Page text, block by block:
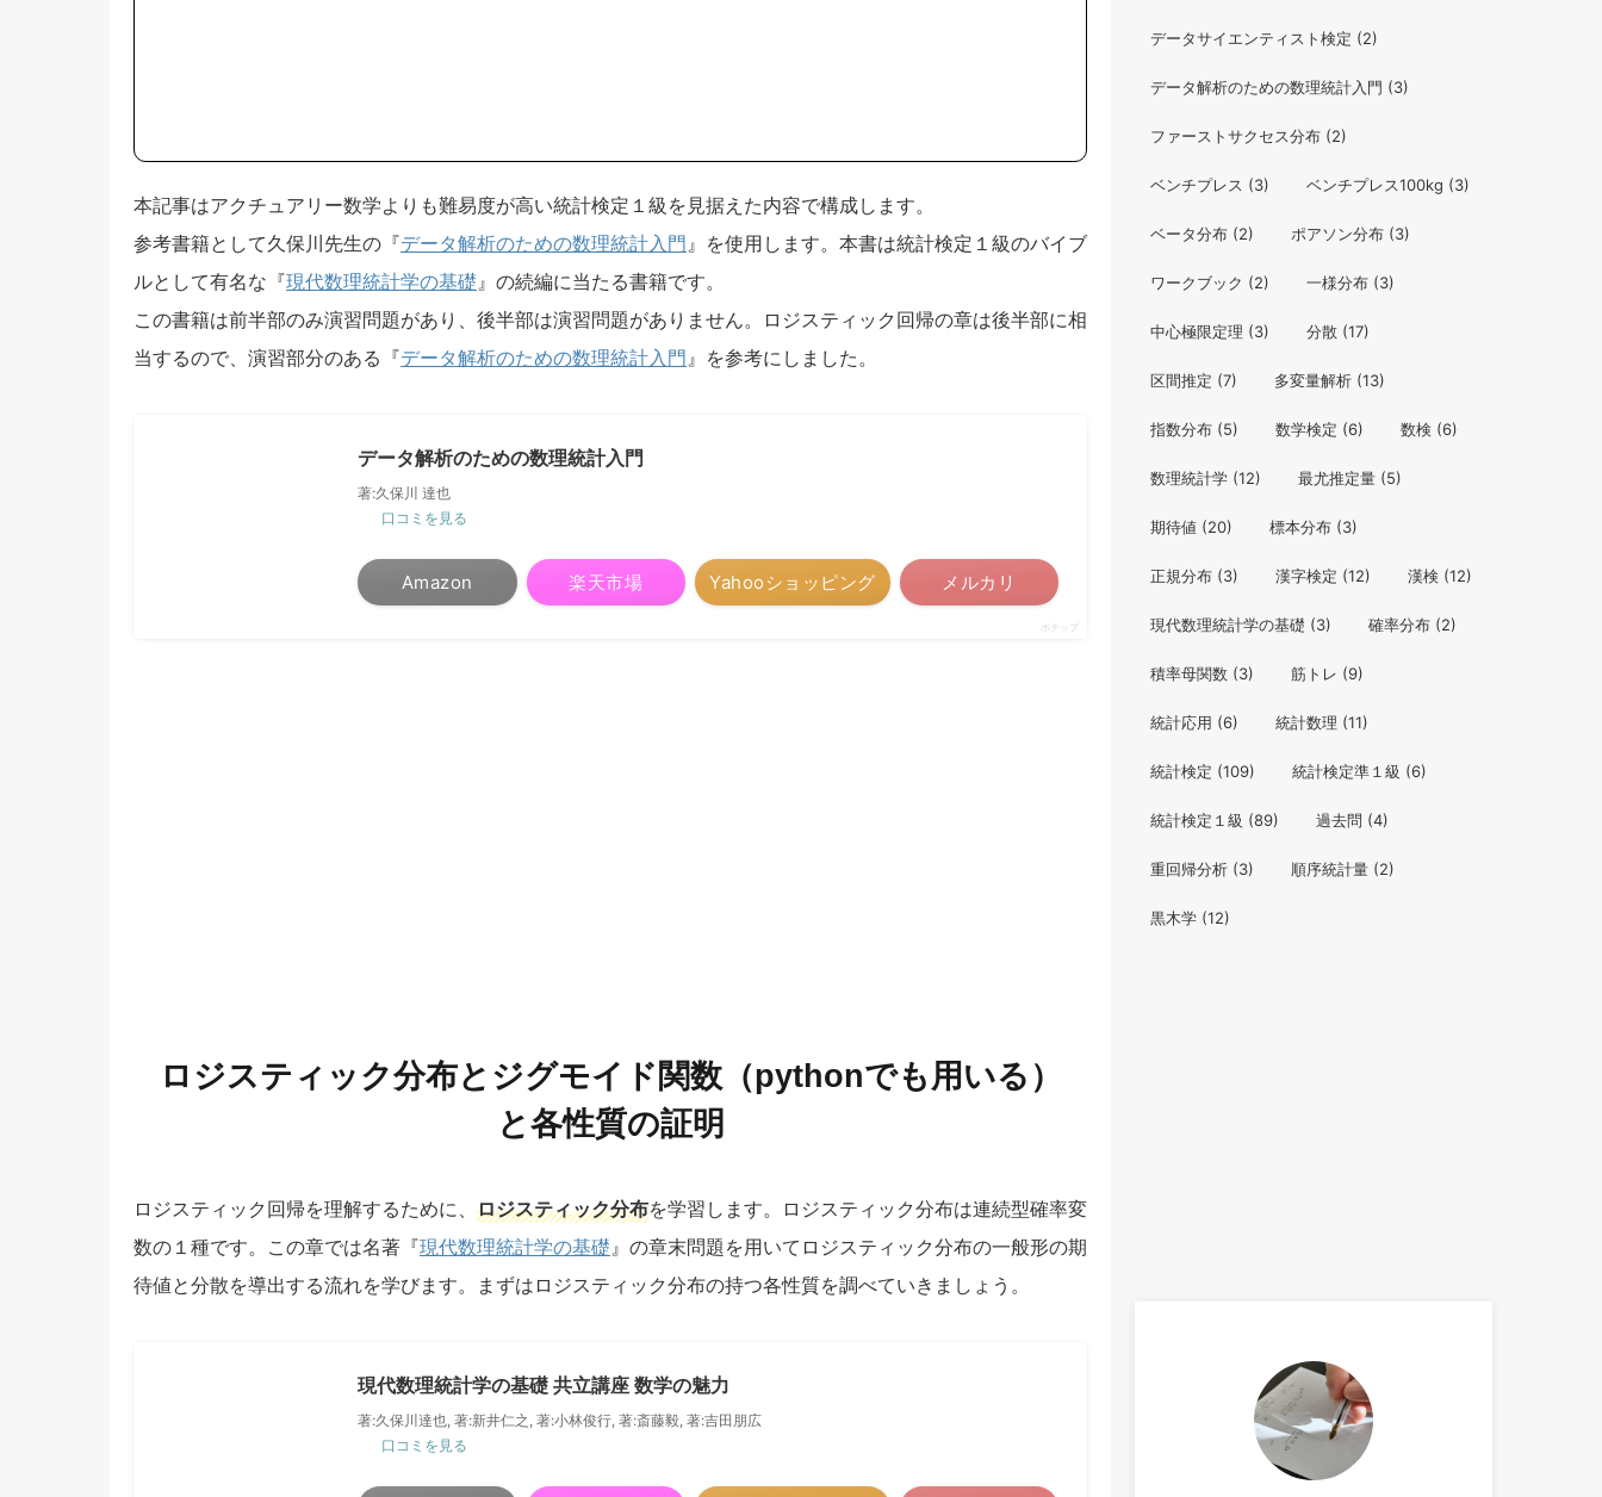
本記事はアクチュアリー数学よりも難易度が高い統計検定１級を見据えた内容で構成します。
参考書籍として久保川先生の『データ解析のための数理統計入門』を使用します。本書は統計検定１級のバイブ
ルとして有名な『現代数理統計学の基礎』の続編に当たる書籍です。
この書籍は前半部のみ演習問題があり、後半部は演習問題がありません。ロジスティック回帰の章は後半部に相
当するので、演習部分のある『データ解析のための数理統計入門』を参考にしました。
データ解析のための数理統計入門
著:久保川 達也
口コミを見る
Amazon 楽天市場 Yahooショッピング メルカリ
ポチップ
ロジスティック分布とジグモイド関数（pythonでも用いる）
と各性質の証明
ロジスティック回帰を理解するために、 ロジスティック分布を学習します。ロジスティック分布は連続型確率変
数の１種です。この章では名著『現代数理統計学の基礎』の章末問題を用いてロジスティック分布の一般形の期
待値と分散を導出する流れを学びます。まずはロジスティック分布の持つ各性質を調べていきましょう。
現代数理統計学の基礎 共立講座 数学の魅力
著:久保川達也, 著:新井仁之, 著:小林俊行, 著:斎藤毅, 著:吉田朋広
口コミを見る
データサイエンティスト検定 (2)
データ解析のための数理統計入門 (3)
ファーストサクセス分布 (2)
ベンチプレス (3) ベンチプレス100kg (3)
ベータ分布 (2) ポアソン分布 (3)
ワークブック (2) 一様分布 (3)
中心極限定理 (3) 分散 (17)
区間推定 (7) 多変量解析 (13)
指数分布 (5) 数学検定 (6) 数検 (6)
数理統計学 (12) 最尤推定量 (5)
期待値 (20) 標本分布 (3)
正規分布 (3) 漢字検定 (12) 漢検 (12)
現代数理統計学の基礎 (3) 確率分布 (2)
積率母関数 (3) 筋トレ (9)
統計応用 (6) 統計数理 (11)
統計検定 (109) 統計検定準１級 (6)
統計検定１級 (89) 過去問 (4)
重回帰分析 (3) 順序統計量 (2)
黒木学 (12)